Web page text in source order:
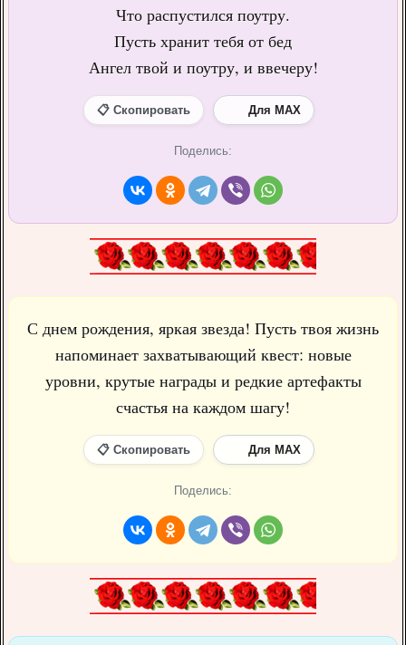
Что распустился поутру.
Пусть хранит тебя от бед
Ангел твой и поутру, и ввечеру!
📋 Скопировать Для MAX
Поделись:
С днем рождения, яркая звезда! Пусть твоя жизнь
напоминает захватывающий квест: новые
уровни, крутые награды и редкие артефакты
счастья на каждом шагу!
📋 Скопировать Для MAX
Поделись: